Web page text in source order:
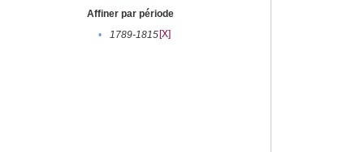
Affiner par période
•
1789-1815[X]